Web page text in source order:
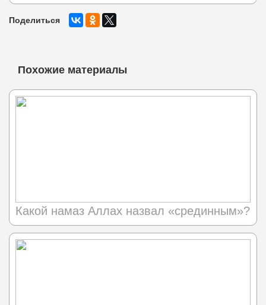
Поделиться
Похожие материалы
Какой намаз Аллах назвал «срединным»?